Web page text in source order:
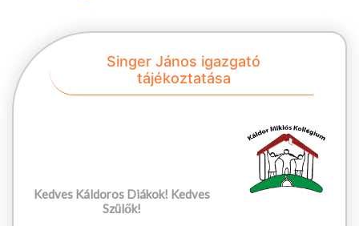
Singer János igazgató
tájékoztatása
Kedves Káldoros Diákok! Kedves
Szülők!